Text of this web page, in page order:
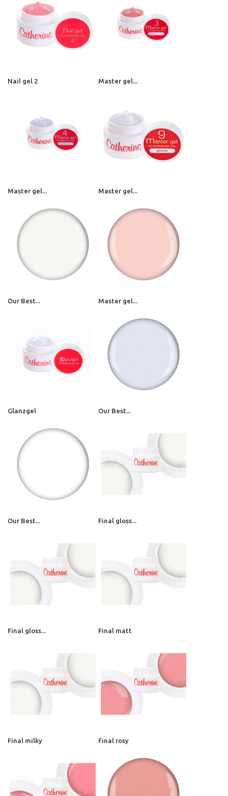
Nail gel 2 Master gel...
Master gel... Master gel...
Our Best... Master gel...
Glanzgel Our Best...
Our Best... Final gloss...
Final gloss... Final matt
Final milky Final rosy